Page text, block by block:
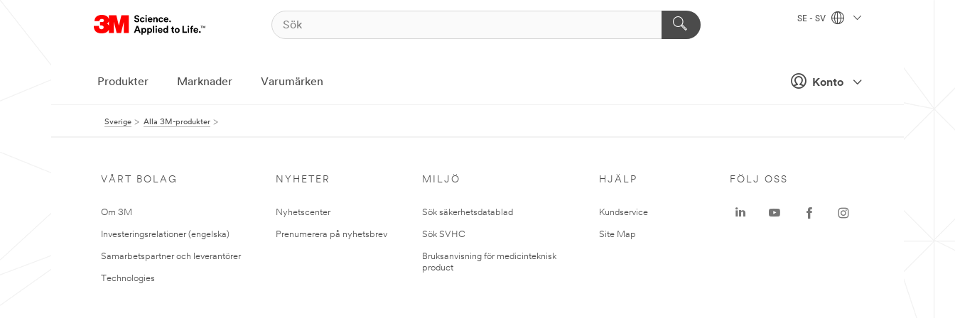
Konto
SE - SV
Produkter Marknader Varumärken
Sverige Alla 3M-produkter
VÅRT BOLAG
Om 3M
Investeringsrelationer (engelska)
Samarbetspartner och leverantörer
Technologies
NYHETER
Nyhetscenter
Prenumerera på nyhetsbrev
MILJÖ
Sök säkerhetsdatablad
Sök SVHC
Bruksanvisning för medicinteknisk
product
HJÄLP
Kundservice
Site Map
FÖLJ OSS